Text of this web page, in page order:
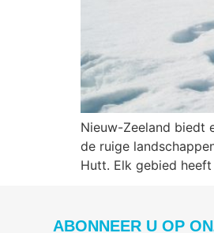
Nieuw-Zeeland biedt
de ruige
Hutt. Elk gebied
ABONNEER U OP